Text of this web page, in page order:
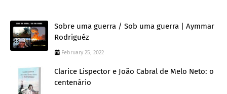
Sobre uma guerra / Sob uma guerra | Aymmar
Rodriguéz
February 25, 2022
Clarice Lispector e João Cabral de Melo Neto: o
centenário